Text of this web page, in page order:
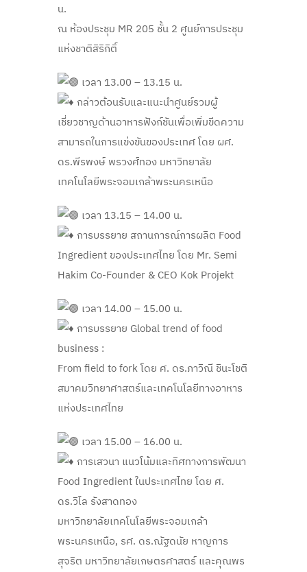
น.
ณ ห้องประชุม MR 205 ชั้น 2 ศูนย์การประชุม
แห่งชาติสิริกิติ์
เวลา 13.00 – 13.15 น.
กล่าวต้อนรับและแนะนำศูนย์รวมผู้
เชี่ยวชาญด้านอาหารฟังก์ชันเพื่อเพิ่มขีดความ
สามารถในการแข่งขันของประเทศ โดย ผศ.
ดร.พีรพงษ์ พรวงศ์ทอง มหาวิทยาลัย
เทคโนโลยีพระจอมเกล้าพระนครเหนือ
เวลา 13.15 – 14.00 น.
การบรรยาย สถานการณ์การผลิต Food
Ingredient ของประเทศไทย โดย Mr. Semi
Hakim Co-Founder & CEO Kok Projekt
เวลา 14.00 – 15.00 น.
การบรรยาย Global trend of food
business :
From field to fork โดย ศ. ดร.ภาวิณี ชินะโชติ
สมาคมวิทยาศาสตร์และเทคโนโลยีทางอาหาร
แห่งประเทศไทย
เวลา 15.00 – 16.00 น.
การเสวนา แนวโน้มและทิศทางการพัฒนา
Food Ingredient ในประเทศไทย โดย ศ.
ดร.วิไล รังสาดทอง
มหาวิทยาลัยเทคโนโลยีพระจอมเกล้า
พระนครเหนือ, รศ. ดร.ณัฐดนัย หาญการ
สุจริต มหาวิทยาลัยเกษตรศาสตร์ และคุณพร